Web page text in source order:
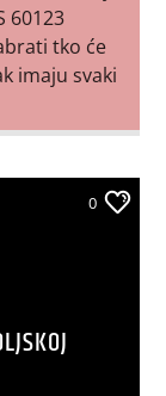
60123
tko će
imaju svaki
0